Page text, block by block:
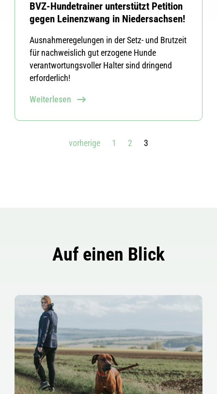
BVZ-Hundetrainer unterstützt Petition
gegen Leinenzwang in Niedersachsen!
Ausnahmeregelungen in der Setz- und Brutzeit
für nachweislich gut erzogene Hunde
verantwortungsvoller Halter sind dringend
erforderlich!
Weiterlesen
vorherige 1 2 3
Auf einen Blick